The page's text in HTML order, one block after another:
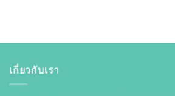
เกี่ยวกับเรา